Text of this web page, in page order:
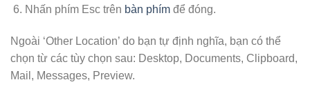
Nhấn phím Esc trên bàn phímđể đóng.
Ngoài ‘Other Location’ do bạn tự định nghĩa, bạn có thể
chọn từ các tùy chọn sau: Desktop, Documents, Clipboard,
Mail, Messages, Preview.